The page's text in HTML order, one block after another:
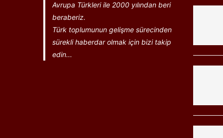
Avrupa Türkleri ile 2000 yılından beri
beraberiz.
Türk toplumunun gelişme sürecinden
sürekli haberdar olmak için bizi takip
edin...